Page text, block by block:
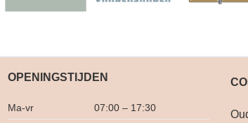
OPENINGSTIJDEN
Ma-vr 07:00 – 17:30